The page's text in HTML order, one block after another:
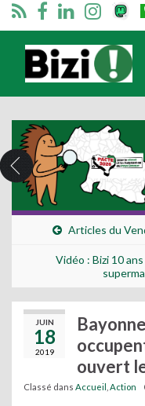
Bizimugi
Articles du
Vidéo : Bizi 10
JUIN
18
2019
ouvert
Classé dans Accueil Action